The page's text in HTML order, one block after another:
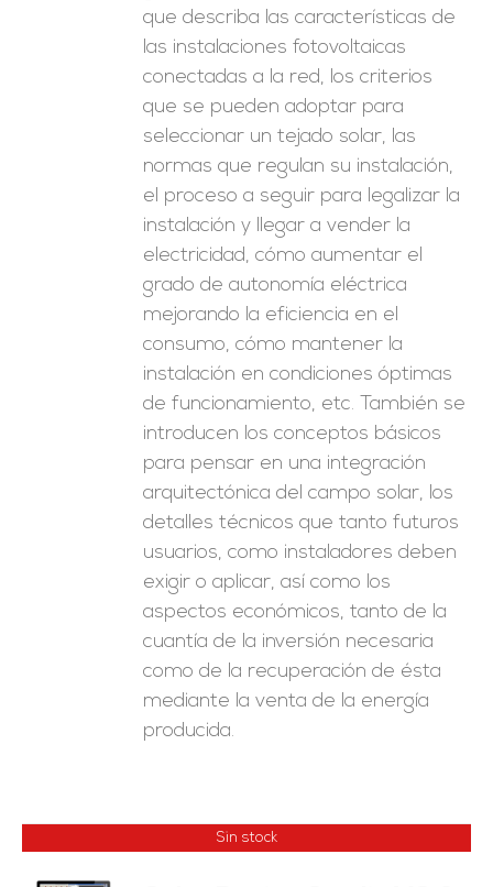
que describa las características de
las instalaciones fotovoltaicas
conectadas a la red, los criterios
que se pueden adoptar para
seleccionar un tejado solar, las
normas que regulan su instalación,
el proceso a seguir para legalizar la
instalación y llegar a vender la
electricidad, cómo aumentar el
grado de autonomía eléctrica
mejorando la eficiencia en el
consumo, cómo mantener la
instalación en condiciones óptimas
de funcionamiento, etc. También se
introducen los conceptos básicos
para pensar en una integración
arquitectónica del campo solar, los
detalles técnicos que tanto futuros
usuarios, como instaladores deben
exigir o aplicar, así como los
aspectos económicos, tanto de la
cuantía de la inversión necesaria
como de la recuperación de ésta
mediante la venta de la energía
producida.
Sin stock